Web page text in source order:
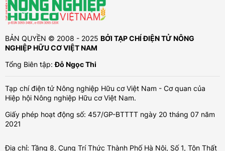
BẢN QUYỀN © 2008 - 2025 BỞI TẠP CHÍ ĐIỆN TỬ NÔNG
NGHIỆP HỮU CƠ VIỆT NAM
Tổng Biên tập:Đỗ Ngọc Thi
Tạp chí điện tử Nông nghiệp Hữu cơ Việt Nam - Cơ quan của
Hiệp hội Nông nghiệp Hữu cơ Việt Nam.
Giấy phép hoạt động số: 457/GP-BTTTT ngày 20 tháng 07 năm
2021
Địa chỉ: Tầng 8, Cung Trí Thức Thành Phố Hà Nội, Số 1, Tôn Thất